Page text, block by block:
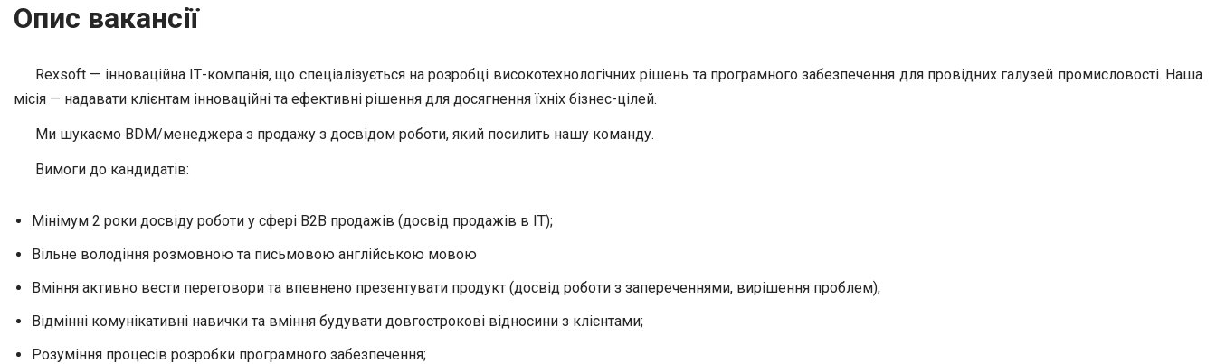
Опис вакансії
Rexsoft — інноваційна ІТ-компанія, що спеціалізується на розробці високотехнологічних рішень та програмного забезпечення для провідних галузей промисловості. Наша
місія — надавати клієнтам інноваційні та ефективні рішення для досягнення їхніх бізнес-цілей.
Ми шукаємо BDM/менеджера з продажу з досвідом роботи, який посилить нашу команду.
Вимоги до кандидатів:
Мінімум 2 роки досвіду роботи у сфері B2B продажів (досвід продажів в ІТ);
Вільне володіння розмовною та письмовою англійською мовою
Вміння активно вести переговори та впевнено презентувати продукт (досвід роботи з запереченнями, вирішення проблем);
Відмінні комунікативні навички та вміння будувати довгострокові відносини з клієнтами;
Розуміння процесів розробки програмного забезпечення;